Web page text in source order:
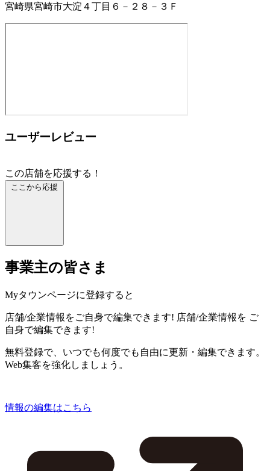
宮崎県宮崎市大淀４丁目６－２８－３Ｆ
ユーザーレビュー
この店舗を応援する！
ここから応援
事業主の皆さま
Myタウンページに登録すると
店舗/企業情報をご自身で編集できます! 店舗/企業情報を ご
自身で編集できます!
無料登録で、いつでも何度でも自由に更新・編集できます。
Web集客を強化しましょう。
情報の編集はこちら